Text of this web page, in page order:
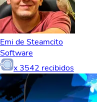
Emi de Steamcito
Software
x 3542 recibidos